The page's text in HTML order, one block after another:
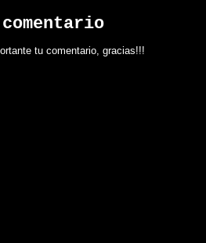
tu comentario, gracias!!!